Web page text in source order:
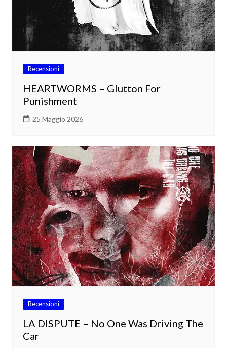
Recensioni
HEARTWORMS – Glutton For
Punishment
25 Maggio 2026
Recensioni
LA DISPUTE – No One Was Driving The
Car